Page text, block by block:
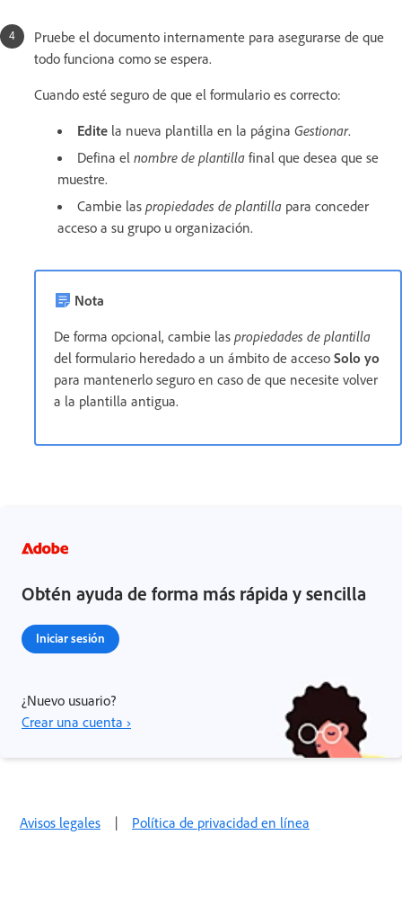
Pruebe el documento internamente para asegurarse de que
todo funciona como se espera.
Cuando esté seguro de que el formulario es correcto:
Edite la nueva plantilla en la página Gestionar.
Defina el nombre de plantilla final que desea que se
muestre.
Cambie las propiedades de plantilla para conceder
acceso a su grupo u organización.
Nota
De forma opcional, cambie las propiedades de plantilla
del formulario heredado a un ámbito de acceso Solo yo
para mantenerlo seguro en caso de que necesite volver
a la plantilla antigua.
Obtén ayuda de forma más rápida y sencilla
Iniciar sesión
¿Nuevo usuario?
Crear una cuenta ›
Avisos legales | Política de privacidad en línea